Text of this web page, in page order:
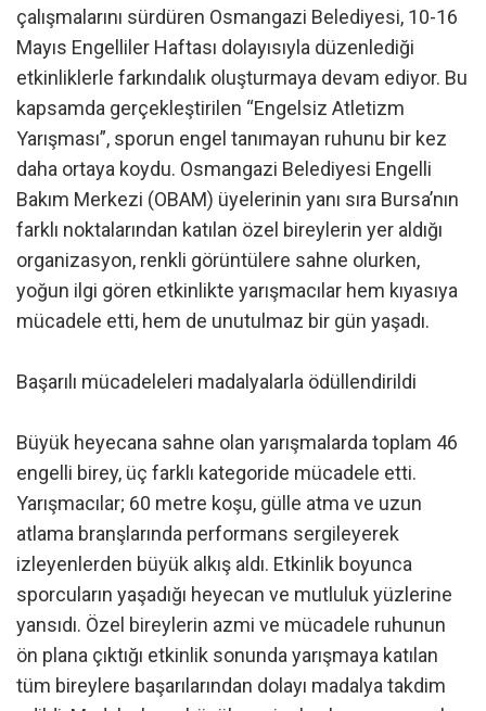
çalışmalarını sürdüren Osmangazi Belediyesi, 10-16
Mayıs Engelliler Haftası dolayısıyla düzenlediği
etkinliklerle farkındalık oluşturmaya devam ediyor. Bu
kapsamda gerçekleştirilen “Engelsiz Atletizm
Yarışması”, sporun engel tanımayan ruhunu bir kez
daha ortaya koydu. Osmangazi Belediyesi Engelli
Bakım Merkezi (OBAM) üyelerinin yanı sıra Bursa’nın
farklı noktalarından katılan özel bireylerin yer aldığı
organizasyon, renkli görüntülere sahne olurken,
yoğun ilgi gören etkinlikte yarışmacılar hem kıyasıya
mücadele etti, hem de unutulmaz bir gün yaşadı.
Başarılı mücadeleleri madalyalarla ödüllendirildi
Büyük heyecana sahne olan yarışmalarda toplam 46
engelli birey, üç farklı kategoride mücadele etti.
Yarışmacılar; 60 metre koşu, gülle atma ve uzun
atlama branşlarında performans sergileyerek
izleyenlerden büyük alkış aldı. Etkinlik boyunca
sporcuların yaşadığı heyecan ve mutluluk yüzlerine
yansıdı. Özel bireylerin azmi ve mücadele ruhunun
ön plana çıktığı etkinlik sonunda yarışmaya katılan
tüm bireylere başarılarından dolayı madalya takdim